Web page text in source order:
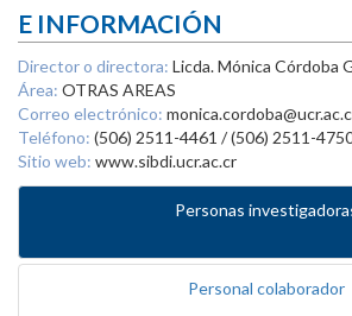
E INFORMACIÓN
Director o directora: Licda. Mónica Córdoba
Área: OTRAS AREAS
Correo electrónico:
Teléfono: (506) 2511-4461 / (506) 2511-
Sitio web: www.sibdi.ucr.ac.cr
Personas
Personal colaborador